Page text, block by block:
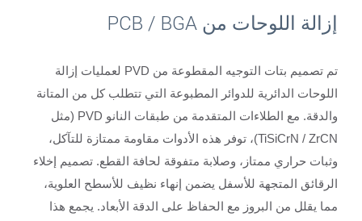
إزالة اللوحات من PCB / BGA
تم تصميم بتات التوجيه المقطوعة من PVD لعمليات إزالة
اللوحات الدائرية للدوائر المطبوعة التي تتطلب كل من المتانة
والدقة. مع الطلاءات المتقدمة من طبقات النانو PVD (مثل
TiSiCrN / ZrCN)، توفر هذه الأدوات مقاومة ممتازة للتآكل،
وثبات حراري ممتاز، وصلابة متفوقة لحافة القطع. تصميم إخلاء
الرقائق المتجهة للأسفل يضمن إنهاء نظيف للأسطح العلوية،
مما يقلل من البروز مع الحفاظ على الدقة الأبعاد. يجمع هذا